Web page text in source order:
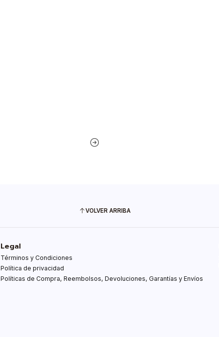
VOLVER ARRIBA
Legal
Términos y Condiciones
Política de privacidad
Políticas de Compra, Reembolsos, Devoluciones, Garantías y Envíos